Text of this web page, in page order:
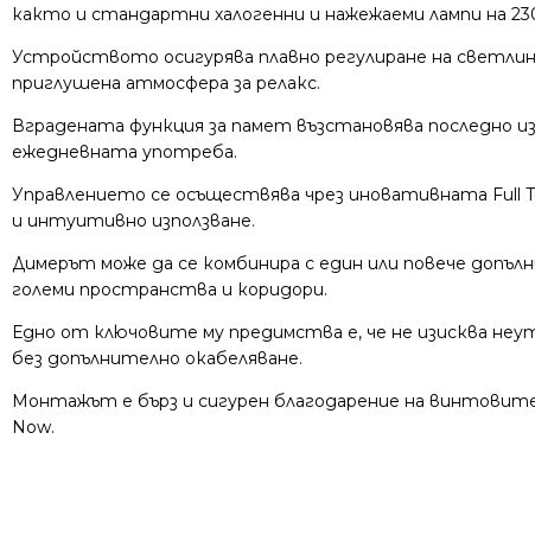
както и стандартни халогенни и нажежаеми лампи на
Устройството осигурява плавно регулиране на
приглушена атмосфера за релакс.
Вградената функция за памет възстановява последно
ежедневната употреба.
Управлението се осъществява чрез иновативната Full
и интуитивно използване.
Димерът може да се комбинира с един или повече
големи пространства и коридори.
Едно от ключовите му предимства е, че не изисква
без допълнително окабеляване.
Монтажът е бърз и сигурен благодарение на
Now.